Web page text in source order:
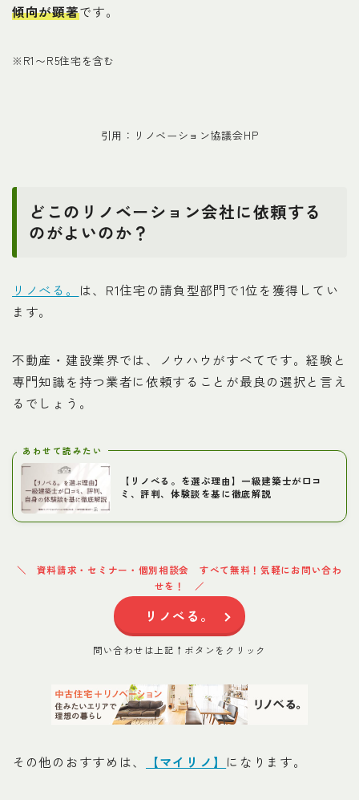
傾向が顕著です。
※R1〜R5住宅を含む
引用：リノベーション協議会HP
どこのリノベーション会社に依頼する
のがよいのか？
リノべる。
は、R1住宅の請負型部門で1位を獲得してい
ます。
不動産・建設業界では、ノウハウがすべてです。経験と
専門知識を持つ業者に依頼することが最良の選択と言え
るでしょう。
あわせて読みたい
【リノべる。を選ぶ理由】一級建築士が口コ
ミ、評判、体験談を基に徹底解説
資料請求・セミナー・個別相談会 すべて無料！気軽にお問い合わ
せを！
リノべる。
問い合わせは上記↑ボタンをクリック
その他のおすすめは、 【マイリノ】 になります。